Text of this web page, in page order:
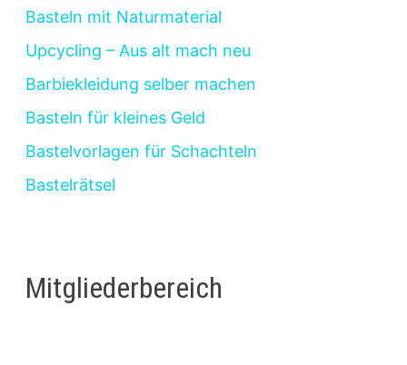
Basteln mit Naturmaterial
Upcycling – Aus alt mach neu
Barbiekleidung selber machen
Basteln für kleines Geld
Bastelvorlagen für Schachteln
Bastelrätsel
Mitgliederbereich